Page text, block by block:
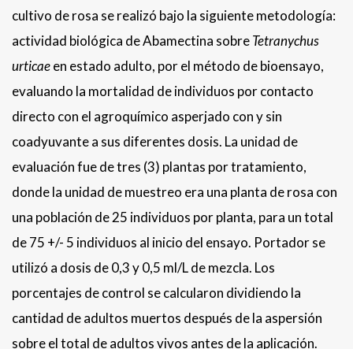
cultivo de rosa se realizó bajo la siguiente metodología:
actividad biológica de Abamectina sobreTetranychus
urticaeen estado adulto, por el método de bioensayo,
evaluando la mortalidad de individuos por contacto
directo con el agroquímico asperjado con y sin
coadyuvante a sus diferentes dosis. La unidad de
evaluación fue de tres (3) plantas por tratamiento,
donde la unidad de muestreo era una planta de rosa con
una población de 25 individuos por planta, para un total
de 75 +/- 5 individuos al inicio del ensayo. Portador se
utilizó a dosis de 0,3 y 0,5 ml/L de mezcla. Los
porcentajes de control se calcularon dividiendo la
cantidad de adultos muertos después de la aspersión
sobre el total de adultos vivos antes de la aplicación.